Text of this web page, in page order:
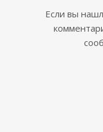
Если вы